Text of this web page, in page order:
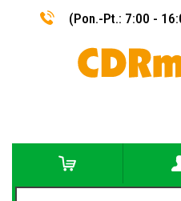
(Pon.-Pt.: 7:00 -